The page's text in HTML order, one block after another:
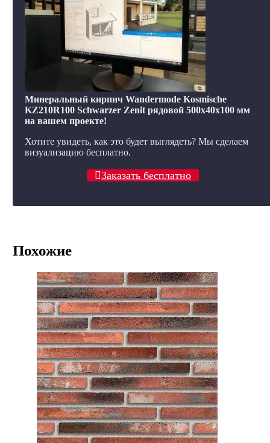
Минеральный кирпич Wandermode Kosmische
KZ210R100 Schwarzer Zenit рядовой 500x40x100 мм
на вашем проекте!
Хотите увидеть, как это будет выглядеть? Мы сделаем
визуализацию бесплатно.
Заказать бесплатно
Похожие